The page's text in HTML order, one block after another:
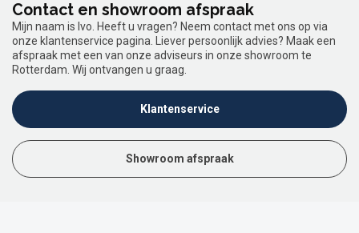
Contact en showroom afspraak
Mijn naam is Ivo. Heeft u vragen? Neem contact met ons op via
onze klantenservice pagina. Liever persoonlijk advies? Maak een
afspraak met een van onze adviseurs in onze showroom te
Rotterdam. Wij ontvangen u graag.
Klantenservice
Showroom afspraak